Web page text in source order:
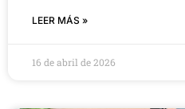
LEER MÁS »
16 de abril de 2026